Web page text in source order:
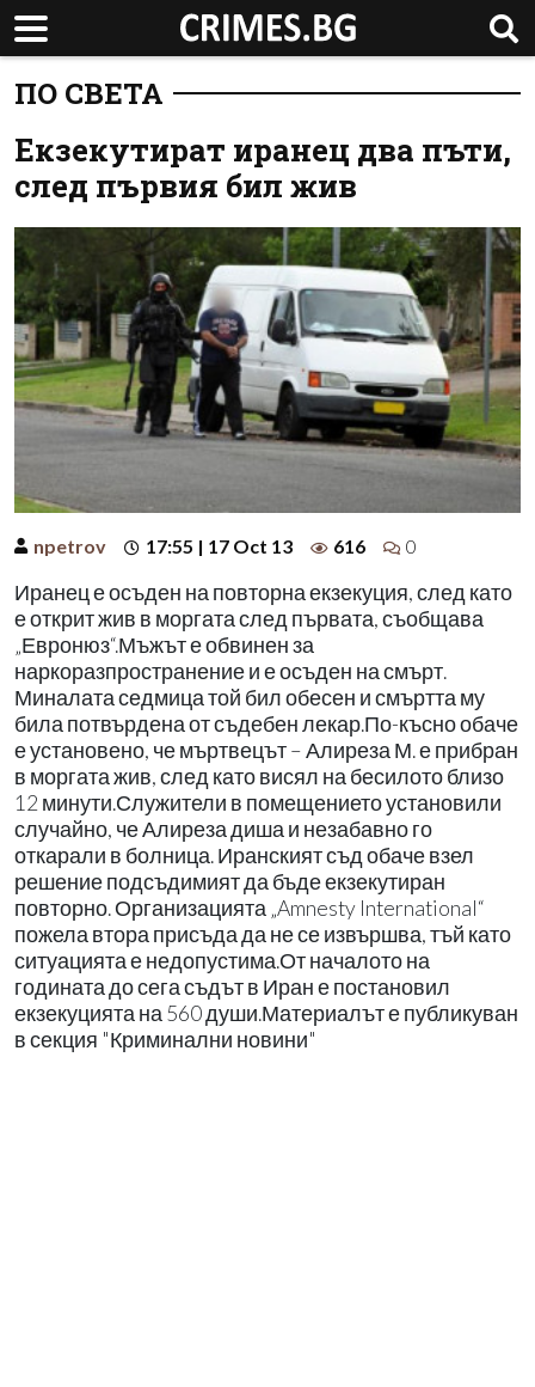
ПО СВЕТА
Екзекутират иранец два пъти,
след първия бил жив
npetrov 17:55 | 17 Oct 13 616 0
Иранец е осъден на повторна екзекуция, след като
е открит жив в моргата след първата, съобщава
„Евронюз“.Мъжът е обвинен за
наркоразпространение и е осъден на смърт.
Миналата седмица той бил обесен и смъртта му
била потвърдена от съдебен лекар.По-късно обаче
е установено, че мъртвецът – Алиреза М. е прибран
в моргата жив, след като висял на бесилото близо
12 минути.Служители в помещението установили
случайно, че Алиреза диша и незабавно го
откарали в болница. Иранският съд обаче взел
решение подсъдимият да бъде екзекутиран
повторно. Организацията „Amnesty International“
пожела втора присъда да не се извършва, тъй като
ситуацията е недопустима.От началото на
годината до сега съдът в Иран е постановил
екзекуцията на 560 души.Материалът е публикуван
в секция "Криминални новини"